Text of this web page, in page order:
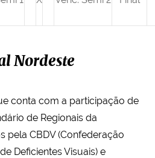
Nordeste
conta com a participação de
de Regionais da
pela CBDV (Confederação
Deficientes Visuais) e